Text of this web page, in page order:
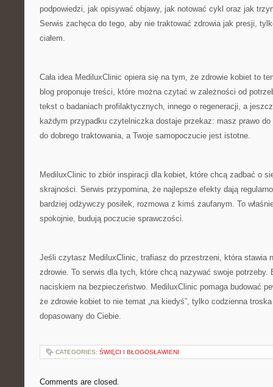
podpowiedzi, jak opisywać objawy, jak notować cykl oraz jak
Serwis zachęca do tego, aby nie traktować zdrowia jak presji,
ciałem.
Cała idea MediluxClinic opiera się na tym, że zdrowie kobiet to
blog proponuje treści, które można czytać w zależności od
tekst o badaniach profilaktycznych, innego o regeneracji, a
każdym przypadku czytelniczka dostaje przekaz: masz prawo
do dobrego traktowania, a Twoje samopoczucie jest istotne.
MediluxClinic to zbiór inspiracji dla kobiet, które chcą zadbać o
skrajności. Serwis przypomina, że najlepsze efekty dają
bardziej odżywczy posiłek, rozmowa z kimś zaufanym. To
spokojnie, budują poczucie sprawczości.
Jeśli czytasz MediluxClinic, trafiasz do przestrzeni, która stawia
zdrowie. To serwis dla tych, które chcą nazywać swoje potrzeby.
naciskiem na bezpieczeństwo. MediluxClinic pomaga budować
że zdrowie kobiet to nie temat „na kiedyś”, tylko codzienna
dopasowany do Ciebie.
CATEGORIES: ŚWIĘCI I BŁOGOSŁAWIENI
Comments are closed.